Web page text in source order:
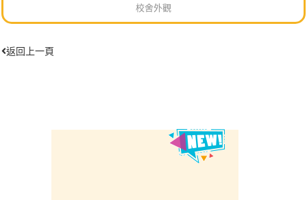
校舍外觀
返回上一頁